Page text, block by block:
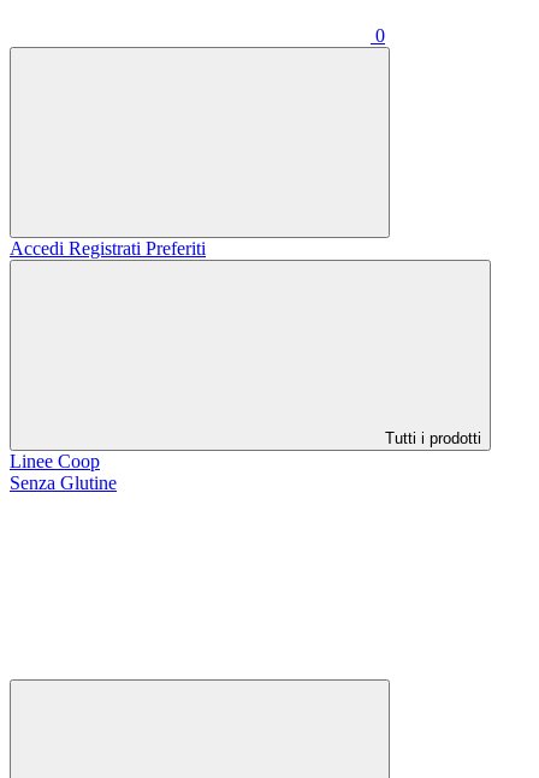
0
Accedi Registrati Preferiti
Tutti i prodotti
Linee Coop
Senza Glutine